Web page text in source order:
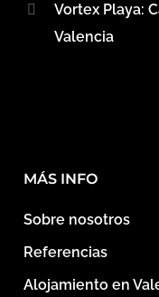
Vortex Playa:
Valencia
MÁS INFO
Sobre nosotros
Referencias
Alojamiento en